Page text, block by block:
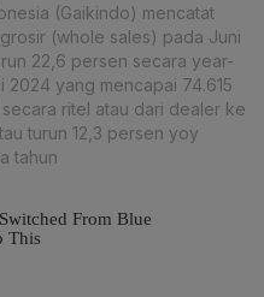
(Gaikindo) mencatat
(whole sales) pada Juni
22,6 persen secara year-
yang mencapai 74.615
ritel atau dari dealer ke
turun 12,3 persen yoy
tahun